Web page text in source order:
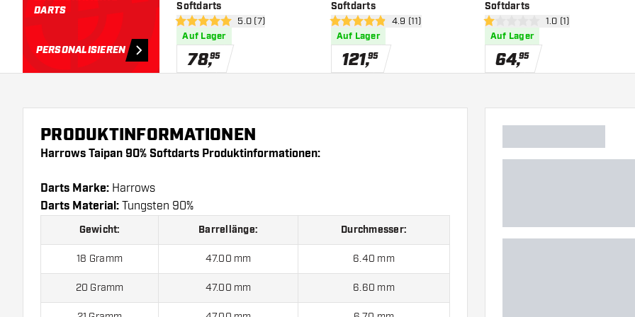
DARTS
PERSONALISIEREN
Softdarts
Bewertungsbereich öffnen
5 Bewertungssterne
5.0 (7)
Auf Lager
78,95
Softdarts
Bewertungsbereich öffnen
4.9 Bewertungssterne
4.9 (11)
Auf Lager
121,95
Softdarts
Bewertungsbereich
1 Bewertungssterne
1.0 (1)
Auf Lager
64,95
PRODUKTINFORMATIONEN
Harrows Taipan 90% Softdarts Produktinformationen:
Darts Marke: Harrows
Darts Material: Tungsten 90%
Gewicht: Barrellänge: Durchmesser:
18 Gramm 47.00 mm 6.40 mm
20 Gramm 47.00 mm 6.60 mm